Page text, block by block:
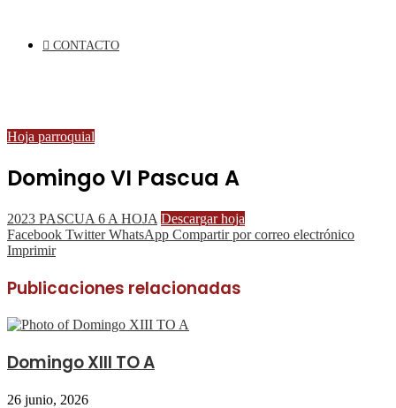
CONTACTO
Hoja parroquial
Domingo VI Pascua A
2023 PASCUA 6 A HOJA Descargar hoja
Facebook Twitter WhatsApp Compartir por correo electrónico
Imprimir
Publicaciones relacionadas
Domingo XIII TO A
26 junio, 2026